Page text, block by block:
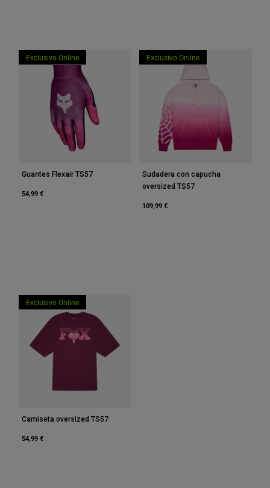
Bolsas y Mochilas
Exclusivo Online
Guantes Flexair TS57
54,99 €
Exclusivo Online
Sudadera con capucha
oversized TS57
109,99 €
Exclusivo Online
Camiseta oversized TS57
54,99 €